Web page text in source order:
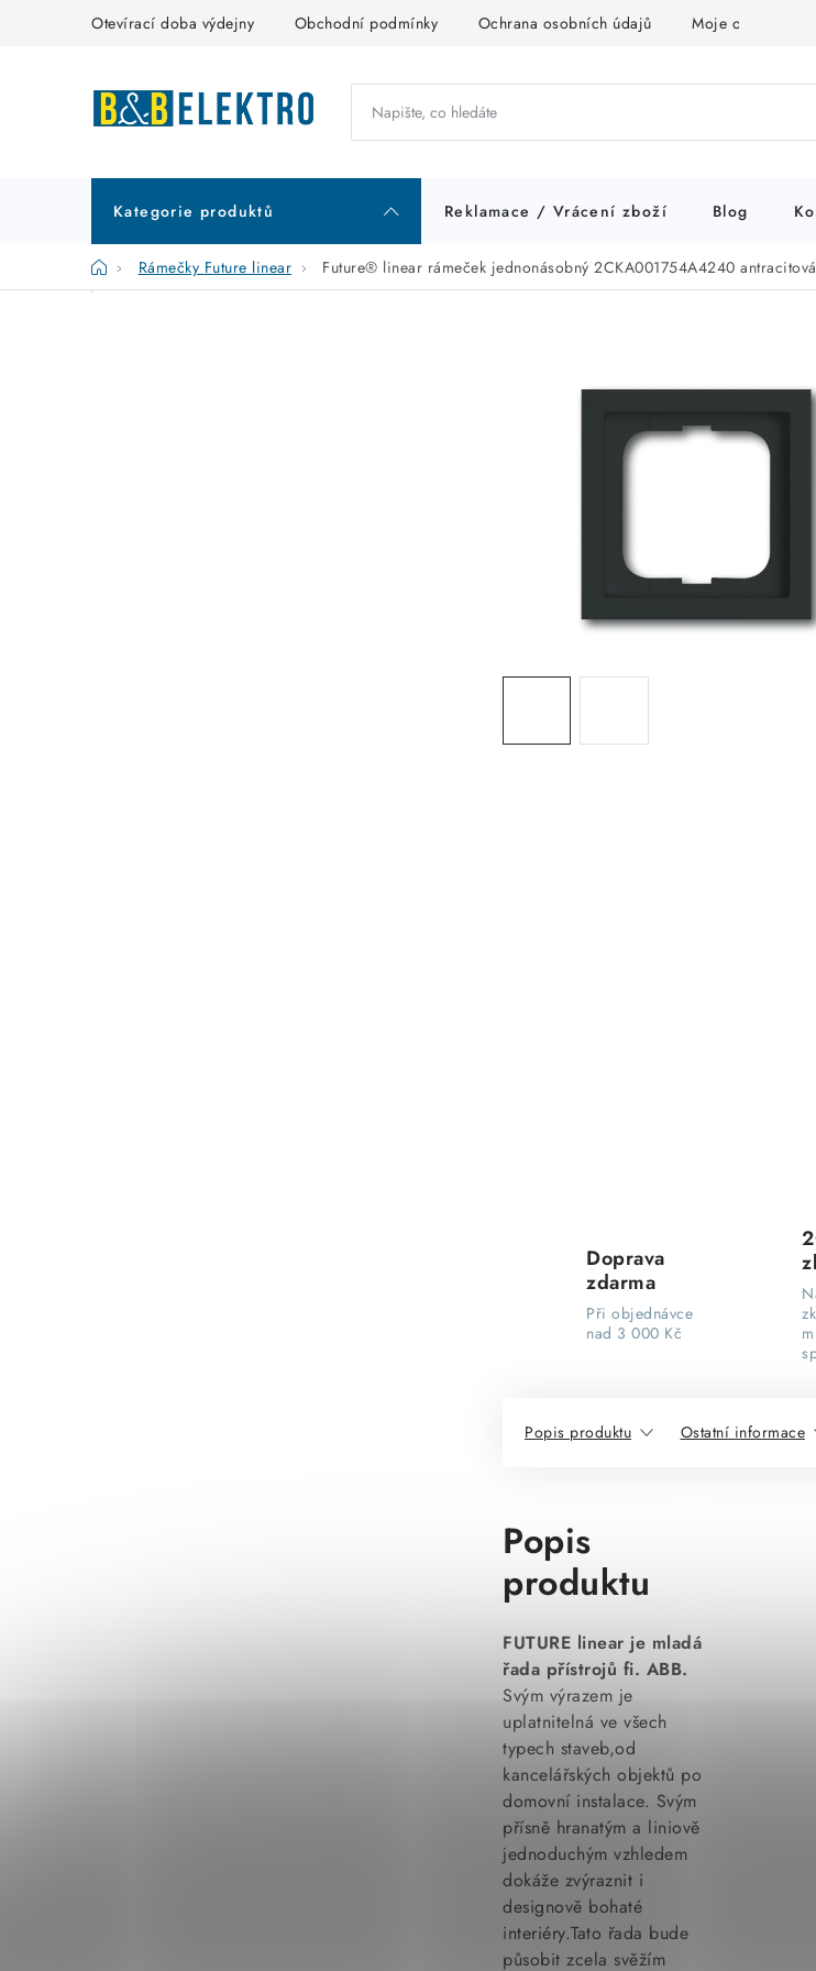
Otevírací doba výdejny Obchodní podmínky Ochrana osobních údajů Moje objednávka
Kategorie produktů Reklamace / Vrácení zboží Blog
DomůRámečky Future linear Future® linear rámeček jednonásobný 2CKA001754A4240
P
Doprava
zdarma
Při objednávce
nad 3 000 Kč
Popis produktu Ostatní informace
Popis
produktu
FUTURE linear je mladá
řada přístrojů fi. ABB.
Svým výrazem je
uplatnitelná ve všech
typech staveb,od
kancelářských objektů po
domovní instalace. Svým
přísně hranatým a liniově
jednoduchým vzhledem
dokáže zvýraznit i
designově bohaté
interiéry.Tato řada bude
působit zcela svěžím